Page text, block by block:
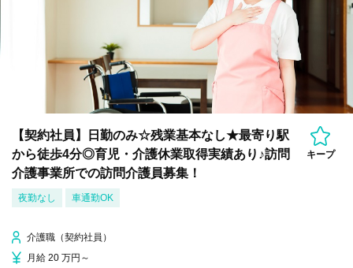
【契約社員】日勤のみ☆残業基本なし★最寄り駅
から徒歩4分◎育児・介護休業取得実績あり♪訪問
介護事業所での訪問介護員募集！
キープ
夜勤なし 車通勤OK
介護職（契約社員）
月給 20 万円～